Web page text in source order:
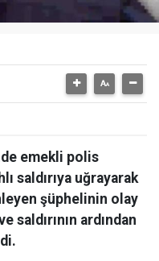
emekli polis
saldırıya uğrayarak
şüphelinin olay
saldırının ardından